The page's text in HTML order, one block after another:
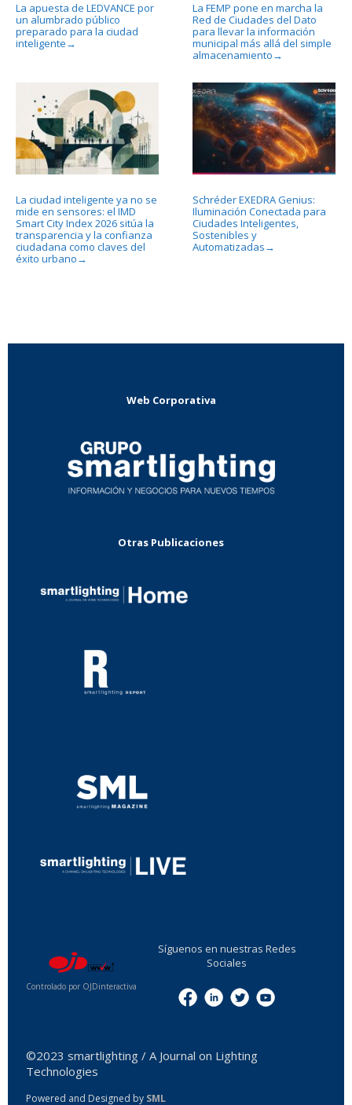
La apuesta de LEDVANCE por
un alumbrado público
preparado para la ciudad
inteligente →
La FEMP pone en marcha la
Red de Ciudades del Dato
para llevar la información
municipal más allá del simple
almacenamiento →
La ciudad inteligente ya no se
mide en sensores: el IMD
Smart City Index 2026 sitúa la
transparencia y la confianza
ciudadana como claves del
éxito urbano →
Schréder EXEDRA Genius:
Iluminación Conectada para
Ciudades Inteligentes,
Sostenibles y
Automatizadas →
Web Corporativa
Otras Publicaciones
Controlado por OJDinteractiva
Síguenos en nuestras Redes
Sociales
©2023 smartlighting / A Journal on Lighting
Technologies
Powered and Designed by SML